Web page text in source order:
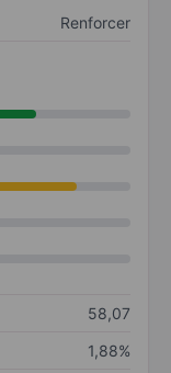
Renforcer
58,07
1,88%